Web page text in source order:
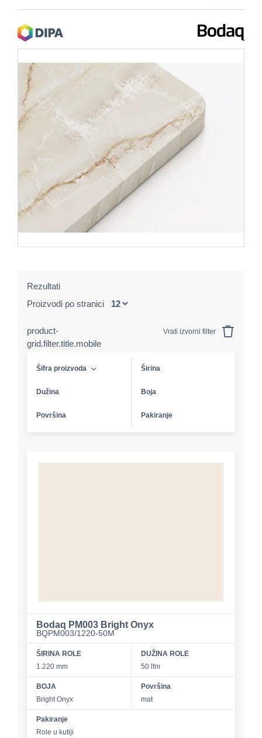
Rezultati
Proizvodi po stranici
product-
grid.filter.title.mobile
Vrati izvorni filter
Šifra proizvoda Širina
Dužina Boja
Površina Pakiranje
Bodaq PM003 Bright Onyx
BQPM003/1220-50M
ŠIRINA ROLE
1.220 mm
DUŽINA ROLE
50 lfm
BOJA
Bright Onyx
Površina
mat
Pakiranje
Role u kutiji